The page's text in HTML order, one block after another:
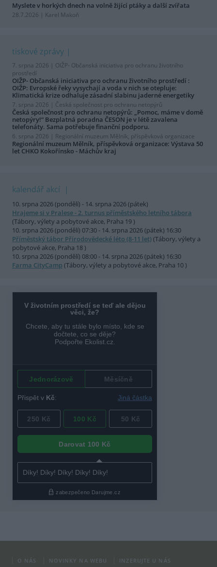
Myslete v horkých dnech na volně žijící ptáky a další zvířata
28.7.2026 | Karel Makoň
tiskové zprávy
7. srpna 2026 | OIŽP- Občanská iniciativa pro ochranu životního
prostředí
OIŽP- Občanská iniciativa pro ochranu životního prostředí :
OIŽP: Evropské řeky vysychají a voda v nich se otepluje:
Klimatická krize odhaluje zásadní slabinu jaderné energetiky
7. srpna 2026 | Česká společnost pro ochranu netopýrů
Česká společnost pro ochranu netopýrů: „Pomoc, máme v domě
netopýry!“ Bezplatná poradna ČESON je v létě zavalena
telefonáty. Sama potřebuje finanční podporu.
6. srpna 2026 | Regionální muzeum Mělník, příspěvková organizace
Regionální muzeum Mělník, příspěvková organizace: Výstava 50
let CHKO Kokořínsko - Máchův kraj
kalendář akcí
10. srpna 2026 (pondělí) - 14. srpna 2026 (pátek)
Hrajeme si v Pralese - 2. turnus příměstského letního tábora
(Tábory, výlety a pobytové akce, Praha 19 )
10. srpna 2026 (pondělí) 07:30 - 14. srpna 2026 (pátek) 16:30
Příměstský tábor Přírodovědecké léto (8-11 let)(Tábory, výlety a
pobytové akce, Praha 18 )
10. srpna 2026 (pondělí) 08:00 - 14. srpna 2026 (pátek) 16:30
Farma CityCamp (Tábory, výlety a pobytové akce, Praha 10 )
O NÁS NOVINKY NA WEBU INZERUJTE U NÁS